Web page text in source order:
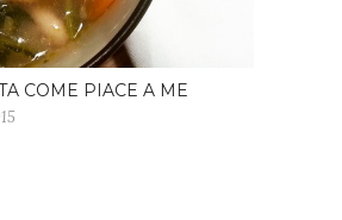
COME PIACE A ME